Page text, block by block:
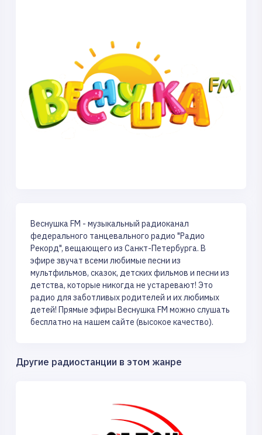
Веснушка FM - музыкальный радиоканал
федерального танцевального радио "Радио
Рекорд", вещающего из Санкт-Петербурга. В
эфире звучат всеми любимые песни из
мультфильмов, сказок, детских фильмов и песни из
детства, которые никогда не устаревают! Это
радио для заботливых родителей и их любимых
детей! Прямые эфиры Веснушка FM можно слушать
бесплатно на нашем сайте (высокое качество).
Другие радиостанции в этом жанре